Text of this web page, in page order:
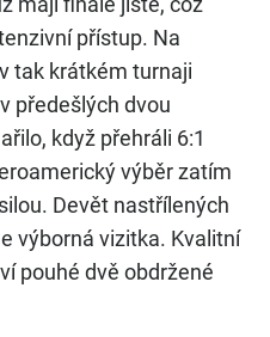
přístup. Na
tak krátkém turnaji
předešlých dvou
když přehráli 6:1
výběr zatím
Devět nastřílených
výborná vizitka. Kvalitní
pouhé dvě obdržené